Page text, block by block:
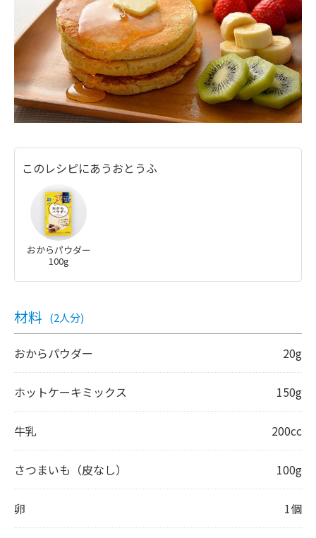
このレシピにあうおとうふ
おからパウダー
100g
材料 (2人分)
おからパウダー 20g
ホットケーキミックス 150g
牛乳 200cc
さつまいも（皮なし） 100g
卵 1個